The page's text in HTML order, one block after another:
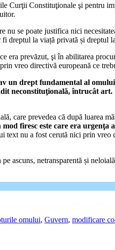
Constituţionale şi pentru
nu se poate justifica nici
dreptul la viață privată și dreptul
era prevăzut, şi în abilitarea
vreo directivă europeană ce
un drept fundamental al
neconstituţională, întrucât
care prevedea că după luarea
mod firesc este care era
text nu a fost cerută nici prin
netransparentă și
omului, Guvern, modificare